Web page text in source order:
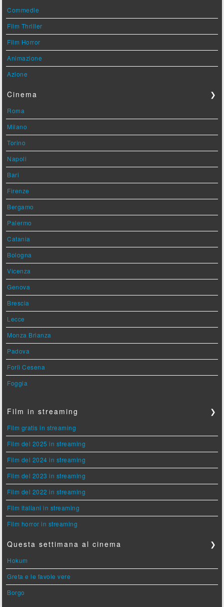
Commedie
Film Thriller
Film Horror
Animazione
Azione
Cinema ❯
Roma
Milano
Torino
Napoli
Bari
Firenze
Bergamo
Palermo
Catania
Bologna
Vicenza
Genova
Brescia
Lecce
Monza Brianza
Padova
Forlì Cesena
Foggia
Film in streaming ❯
Film gratis in streaming
Film del 2025 in streaming
Film del 2024 in streaming
Film del 2023 in streaming
Film del 2022 in streaming
Film italiani in streaming
Film horror in streaming
Questa settimana al cinema ❯
Hokum
Greta e le favole vere
Borgo